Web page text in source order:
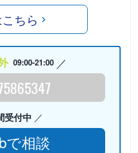
ちら
09:00-21:00
受付中
で相談